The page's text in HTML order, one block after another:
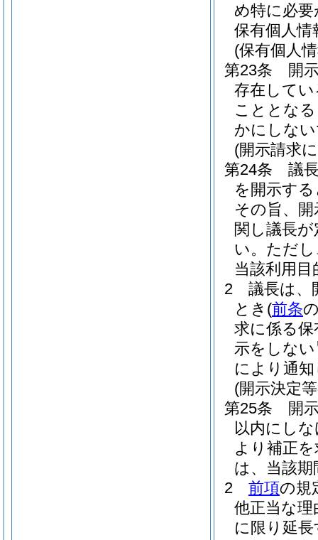
め特に必
保有個人
(保有個人
第23条
開
存在して
こととな
かにしな
(開示請求
第24条
議
を開示す
その旨、
関し議長
い。 ただ
当該利用
2
議長は、
とき (前条
求に係る
示をしな
により通
(開示決定
第25条
開
以内にし
より補正
は、当該
2
前項の規
他正当な
に限り延